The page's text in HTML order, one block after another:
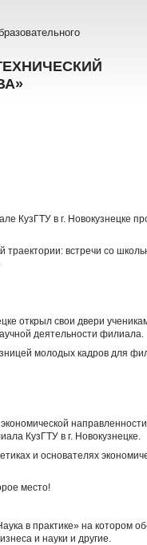
КузГТУ в г. Новокузнецке
встречи со
открыл свои двери
деятельности филиала.
молодых кадров для
КузГТУ в г. Новокузнецке.
и основателях
место!
в практике» на котором
и науки и другие.